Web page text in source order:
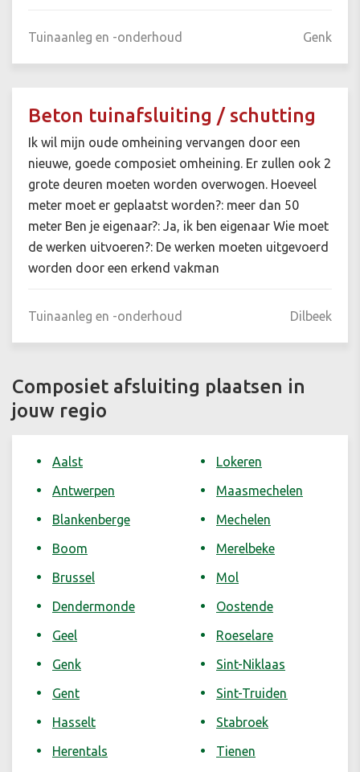
Tuinaanleg en -onderhoud Genk
Beton tuinafsluiting / schutting
Ik wil mijn oude omheining vervangen door een
nieuwe, goede composiet omheining. Er zullen ook 2
grote deuren moeten worden overwogen. Hoeveel
meter moet er geplaatst worden?: meer dan 50
meter Ben je eigenaar?: Ja, ik ben eigenaar Wie moet
de werken uitvoeren?: De werken moeten uitgevoerd
worden door een erkend vakman
Tuinaanleg en -onderhoud Dilbeek
Composiet afsluiting plaatsen in
jouw regio
Aalst
Antwerpen
Blankenberge
Boom
Brussel
Dendermonde
Geel
Genk
Gent
Hasselt
Herentals
Lokeren
Maasmechelen
Mechelen
Merelbeke
Mol
Oostende
Roeselare
Sint-Niklaas
Sint-Truiden
Stabroek
Tienen